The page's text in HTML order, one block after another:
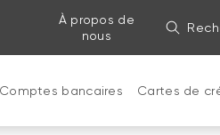
À propos de
nous
Comptes bancaires Cartes de